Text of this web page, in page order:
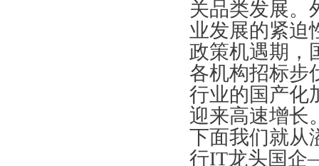
关品类发展。
业发展的紧迫
政策机遇期，
各机构招标步
行业的国产化
迎来高速增长
下面我们就从
行IT龙头国企